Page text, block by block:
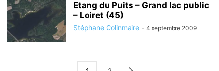
Etang du Puits – Grand lac public
– Loiret (45)
Stéphane Colinmaire - 4 septembre 2009